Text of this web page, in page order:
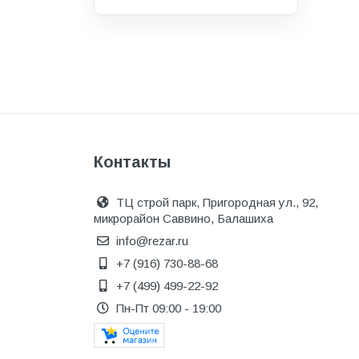
ДПК
Дренажные системы
Запорная арматура и
регулирующая
Изоляция
Инженерная сантехника
Инженерная сантехника и
инструменты
Контакты
ТЦ строй парк, Пригородная ул., 92,
микрорайон Саввино, Балашиха
info@rezar.ru
+7 (916) 730-88-68
+7 (499) 499-22-92
Пн-Пт 09:00 - 19:00